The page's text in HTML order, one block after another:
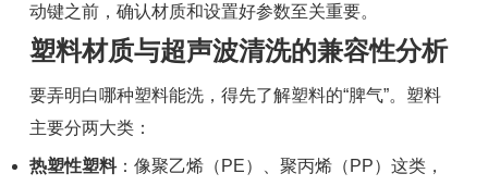
动键之前，确认材质和设置好参数至关重要。
塑料材质与超声波清洗的兼容性分析
要弄明白哪种塑料能洗，得先了解塑料的“脾气”。塑料
主要分两大类：
热塑性塑料：像聚乙烯（PE）、聚丙烯（PP）这类，